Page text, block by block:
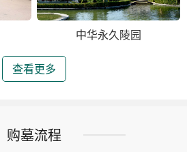
中华永久陵园
查看更多
购墓流程